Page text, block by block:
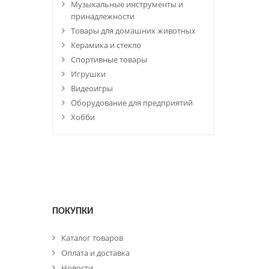
Музыкальные инструменты и
принадлежности
Товары для домашних животных
Керамика и стекло
Спортивные товары
Игрушки
Видеоигры
Оборудование для предприятий
Хобби
ПОКУПКИ
Каталог товаров
Оплата и доставка